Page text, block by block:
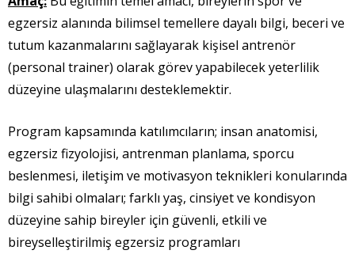
egzersiz alanında bilimsel temellere dayalı bilgi, beceri ve
tutum kazanmalarını sağlayarak kişisel antrenör
(personal trainer) olarak görev yapabilecek yeterlilik
düzeyine ulaşmalarını desteklemektir.
Program kapsamında katılımcıların; insan anatomisi,
egzersiz fizyolojisi, antrenman planlama, sporcu
beslenmesi, iletişim ve motivasyon teknikleri konularında
bilgi sahibi olmaları; farklı yaş, cinsiyet ve kondisyon
düzeyine sahip bireyler için güvenli, etkili ve
bireyselleştirilmiş egzersiz programları